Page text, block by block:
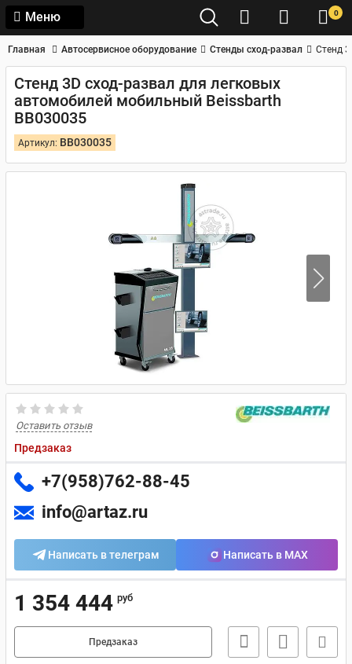
Меню 0
Главная Автосервисное оборудование Стенды сход-развал Стенд
Стенд 3D сход-развал для легковых
автомобилей мобильный Beissbarth
BB030035
Артикул: BB030035
Оставить отзыв
Предзаказ
+7(958)762-88-45
info@artaz.ru
Написать в телеграм Написать в MAX
1 354 444 руб
Предзаказ